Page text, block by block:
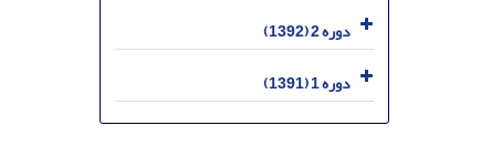
دوره 2 (1392)
دوره 1 (1391)